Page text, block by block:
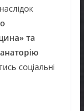
та
соціальні